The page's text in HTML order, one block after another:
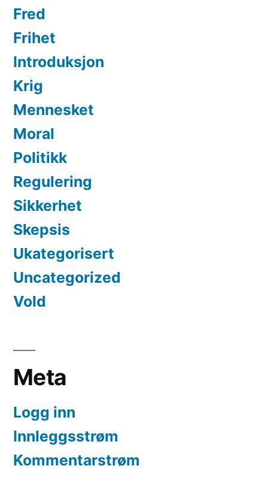
Fred
Frihet
Introduksjon
Krig
Mennesket
Moral
Politikk
Regulering
Sikkerhet
Skepsis
Ukategorisert
Uncategorized
Vold
Meta
Logg inn
Innleggsstrøm
Kommentarstrøm